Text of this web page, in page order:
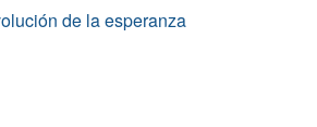
de la esperanza